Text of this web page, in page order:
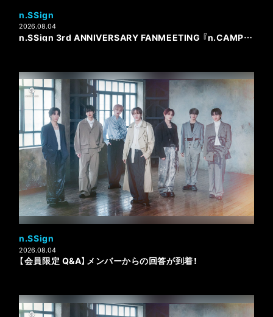
n.SSign
2026.08.04
n.SSign 3rd ANNIVERSARY FANMEETING 『n.CAMP with COSMO』オフィシャルグッズ公開＆特典会実施決定！
n.SSign
2026.08.04
【会員限定 Q&A】メンバーからの回答が到着！